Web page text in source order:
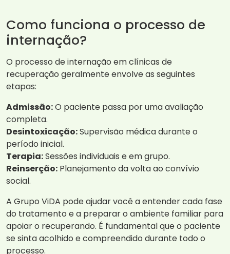
Como funciona o processo de
internação?
O processo de internação em clínicas de
recuperação geralmente envolve as seguintes
etapas:
Admissão:O paciente passa por uma avaliação
completa.
Desintoxicação:Supervisão médica durante o
período inicial.
Terapia:Sessões individuais e em grupo.
Reinserção: Planejamento da volta ao convívio
social.
A Grupo ViDA pode ajudar você a entender cada fase
do tratamento e a preparar o ambiente familiar para
apoiar o recuperando. É fundamental que o paciente
se sinta acolhido e compreendido durante todo o
processo.